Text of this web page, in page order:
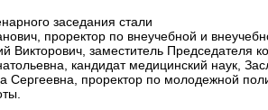
заседания стали
проректор по внеучебной и
Викторович, заместитель Председателя
кандидат медицинский наук,
проректор по молодежной